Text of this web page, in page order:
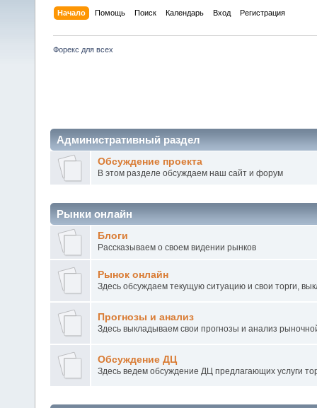
Начало Помощь Поиск Календарь Вход Регистрация
Форекс для всех
Административный раздел
Обсуждение проекта
В этом разделе обсуждаем наш сайт и форум
Рынки онлайн
Блоги
Рассказываем о своем видении рынков
Рынок онлайн
Здесь обсуждаем текущую ситуацию и свои торги,
Прогнозы и анализ
Здесь выкладываем свои прогнозы и анализ
Обсуждение ДЦ
Здесь ведем обсуждение ДЦ предлагающих услуги